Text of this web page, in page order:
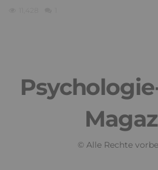
© Alle Rechte